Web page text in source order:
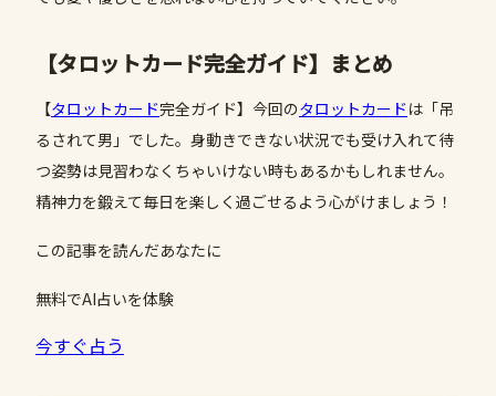
【タロットカード完全ガイド】まとめ
【タロットカード完全ガイド】今回のタロットカードは「吊
るされて男」でした。身動きできない状況でも受け入れて待
つ姿勢は見習わなくちゃいけない時もあるかもしれません。
精神力を鍛えて毎日を楽しく過ごせるよう心がけましょう！
この記事を読んだあなたに
無料でAI占いを体験
今すぐ占う